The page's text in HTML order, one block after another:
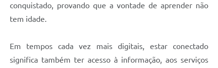
conquistado, provando que a vontade de aprender não
tem idade.
Em tempos cada vez mais digitais, estar conectado
significa também ter acesso à informação, aos serviços